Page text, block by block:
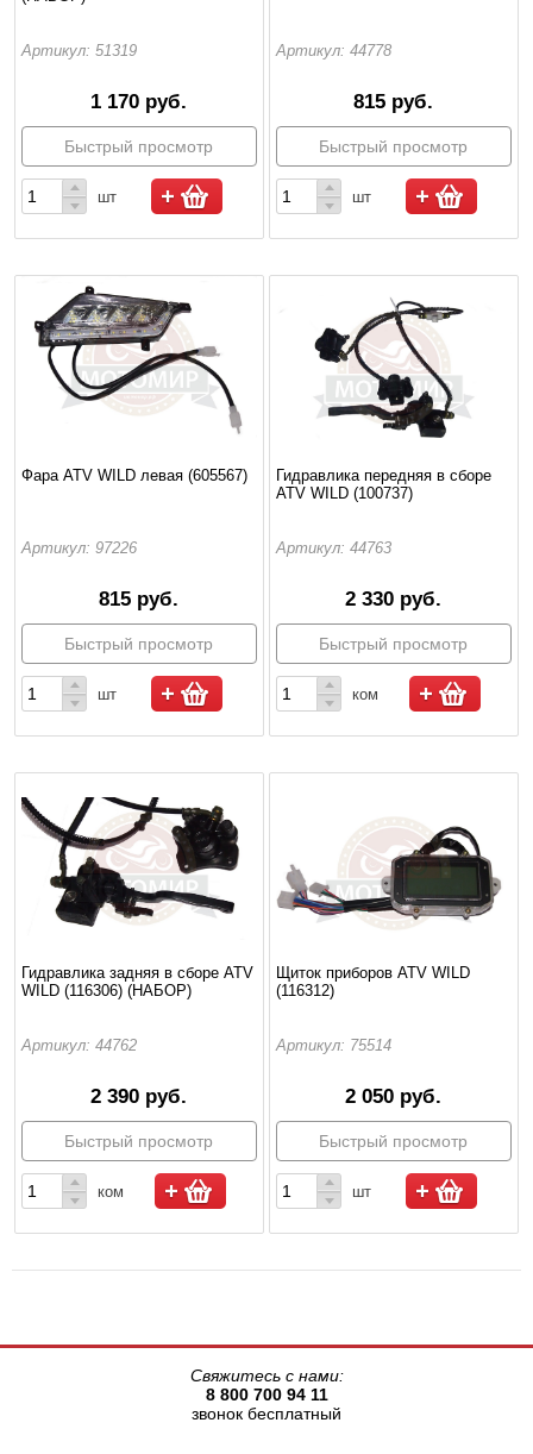
Артикул: 51319
1 170 руб.
Быстрый просмотр
шт
Артикул: 44778
815 руб.
Быстрый просмотр
шт
Фара ATV WILD левая (605567)
Артикул: 97226
815 руб.
Быстрый просмотр
шт
Гидравлика передняя в сборе
ATV WILD (100737)
Артикул: 44763
2 330 руб.
Быстрый просмотр
ком
Гидравлика задняя в сборе ATV
WILD (116306) (НАБОР)
Артикул: 44762
2 390 руб.
Быстрый просмотр
ком
Щиток приборов ATV WILD
(116312)
Артикул: 75514
2 050 руб.
Быстрый просмотр
шт
Свяжитесь с нами:
8 800 700 94 11
звонок бесплатный